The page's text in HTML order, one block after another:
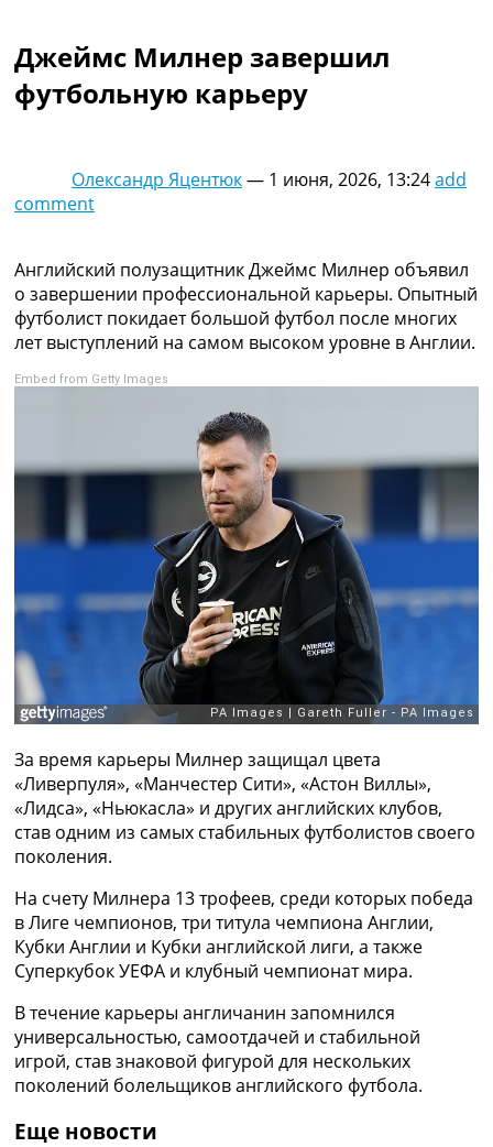
Турниры
Чемпионат Мира
Украина. Премьер-Лига
Украина. Первая Лига
Испания. Ла Лига
Таблицы групп Чемпионата Мира
Украина. Премьер-Лига
Украина. Первая Лига
Лига Чемпионов. Таблицы групп
Испания. Ла Лига
Все таблицы >>>
Рейтинг стран УЕФА
Рейтинг клубов УЕФА
Рейтинг ФИФА
ТВ программа
UA
Categories
Главная
Новости футбола
Трансферы
Новости футбола Украины
Последние комментарии
Конкурс прогнозов
Логин
Правила
Коллективный прогноз
Турниры
Чемпионат Мира
Украина. Премьер-Лига
Украина. Первая Лига
Лига Чемпионов
Англия. Премьер Лига
Испания. Ла Лига
Другие Турниры >>>
Джеймс Милнер завершил
футбольную карьеру
Олександр Яцентюк— 1 июня, 2026, 13:24add
comment
Английский полузащитник Джеймс Милнер объявил
о завершении профессиональной карьеры. Опытный
футболист покидает большой футбол после многих
лет выступлений на самом высоком уровне в Англии.
Embed from Getty Images
За время карьеры Милнер защищал цвета
«Ливерпуля», «Манчестер Сити», «Астон Виллы»,
«Лидса», «Ньюкасла» и других английских клубов,
став одним из самых стабильных футболистов своего
поколения.
На счету Милнера 13 трофеев, среди которых победа
в Лиге чемпионов, три титула чемпиона Англии,
Кубки Англии и Кубки английской лиги, а также
Суперкубок УЕФА и клубный чемпионат мира.
В течение карьеры англичанин запомнился
универсальностью, самоотдачей и стабильной
игрой, став знаковой фигурой для нескольких
поколений болельщиков английского футбола.
Еще новости